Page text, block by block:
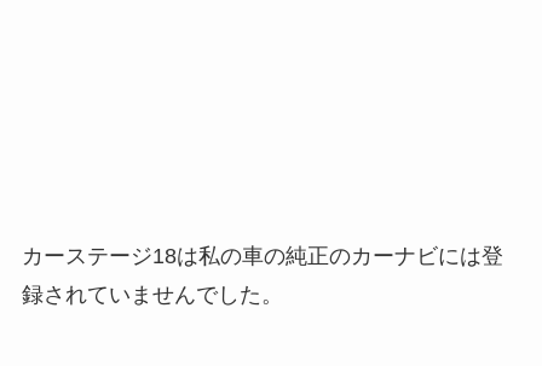
カーステージ18は私の車の純正のカーナビには登
録されていませんでした。